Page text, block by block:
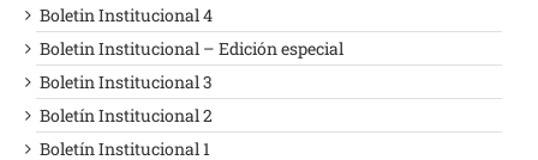
Boletin Institucional 4
Boletin Institucional – Edición especial
Boletin Institucional 3
Boletín Institucional 2
Boletín Institucional 1